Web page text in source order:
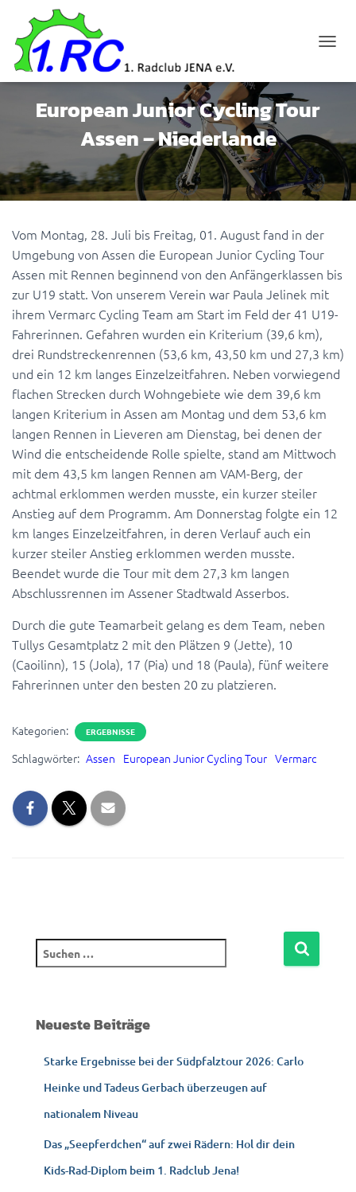
V
T
U
A
L
T
European Junior Cycling Tour
Assen – Niederlande
Vom Montag, 28. Juli bis Freitag, 01. August fand in der
Umgebung von Assen die European Junior Cycling Tour
Assen mit Rennen beginnend von den Anfängerklassen bis
zur U19 statt. Von unserem Verein war Paula Jelinek mit
ihrem Vermarc Cycling Team am Start im Feld der 41 U19-
Fahrerinnen. Gefahren wurden ein Kriterium (39,6 km),
drei Rundstreckenrennen (53,6 km, 43,50 km und 27,3 km)
und ein 12 km langes Einzelzeitfahren. Neben vorwiegend
flachen Strecken durch Wohngebiete wie dem 39,6 km
langen Kriterium in Assen am Montag und dem 53,6 km
langen Rennen in Lieveren am Dienstag, bei denen der
Wind die entscheidende Rolle spielte, stand am Mittwoch
mit dem 43,5 km langen Rennen am VAM-Berg, der
achtmal erklommen werden musste, ein kurzer steiler
Anstieg auf dem Programm. Am Donnerstag folgte ein 12
km langes Einzelzeitfahren, in deren Verlauf auch ein
kurzer steiler Anstieg erklommen werden musste.
Beendet wurde die Tour mit dem 27,3 km langen
Abschlussrennen im Assener Stadtwald Asserbos.
Durch die gute Teamarbeit gelang es dem Team, neben
Tullys Gesamtplatz 2 mit den Plätzen 9 (Jette), 10
(Caoilinn), 15 (Jola), 17 (Pia) und 18 (Paula), fünf weitere
Fahrerinnen unter den besten 20 zu platzieren.
Kategorien: ERGEBNISSE
Schlagwörter: Assen European Junior Cycling Tour Vermarc
u
e
n
Neueste Beiträge
Starke Ergebnisse bei der Südpfalztour 2026: Carlo
Heinke und Tadeus Gerbach überzeugen auf
nationalem Niveau
Das „Seepferdchen“ auf zwei Rädern: Hol dir dein
Kids-Rad-Diplom beim 1. Radclub Jena!